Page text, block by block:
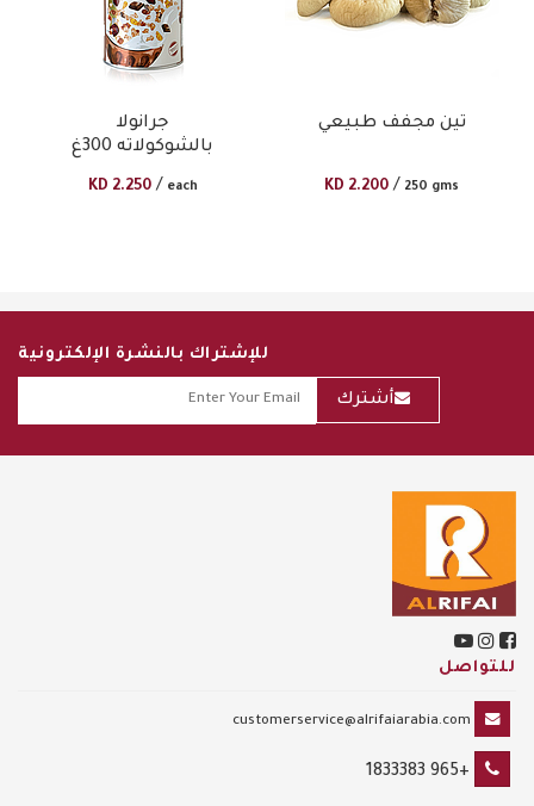
جرانولا
بالشوكولاته 300غ​
KD 2.250 / each
تين مجفف طبيعي
KD 2.200 / 250 gms
للإشتراك بالنشرة الإلكترونية
أشترك
للتواصل
customerservice@alrifaiarabia.com
+965 1833383